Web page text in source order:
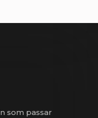
som passar